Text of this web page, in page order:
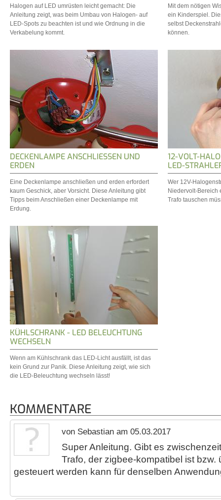
Halogen auf LED umrüsten leicht gemacht: Die
Anleitung zeigt, was beim Umbau von Halogen- auf
LED-Spots zu beachten ist und wie Ordnung in die
Verkabelung kommt.
Mit dem nötigen
ein Kinderspiel.
selbst
können.
DECKENLAMPE ANSCHLIESSEN UND E
RDEN
Eine Deckenlampe anschließen und erden erfordert
kaum Geschick, aber Vorsicht. Diese Anleitung gibt
Tipps beim Anschließen einer Deckenlampe mit
Erdung.
12-VOLT-
LED-
Wer 12V-
Niedervolt-Bereich
Trafo tauschen
KÜHLSCHRANK - LED BELEUCHTUNG
WECHSELN
Wenn am Kühlschrank das LED-Licht ausfällt, ist das
kein Grund zur Panik. Diese Anleitung zeigt, wie sich
die LED-Beleuchtung wechseln lässt!
KOMMENTARE
von Sebastian am 05.03.2017
Super Anleitung. Gibt es
Trafo, der zigbee-kompatibel ist bzw.
gesteuert werden kann für denselben